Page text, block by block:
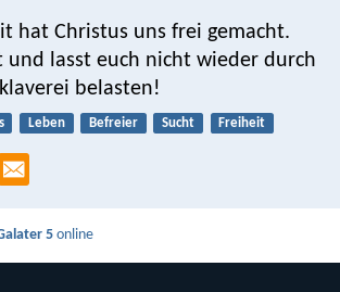
hat Christus uns frei gemacht.
und lasst euch nicht wieder durch
belasten!
Leben Befreier Sucht
Freiheit
5 online